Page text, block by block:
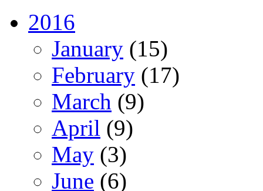
2016
January (15)
February (17)
March (9)
April (9)
May (3)
June (6)